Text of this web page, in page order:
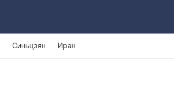
Синьцзян Иран